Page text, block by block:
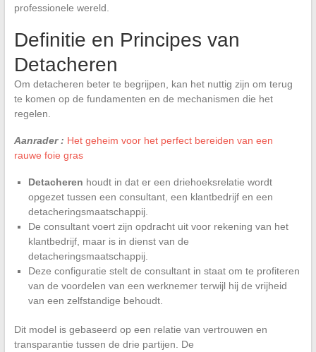
professionele wereld.
Definitie en Principes van
Detacheren
Om detacheren beter te begrijpen, kan het nuttig zijn om terug
te komen op de fundamenten en de mechanismen die het
regelen.
Aanrader : Het geheim voor het perfect bereiden van een
rauwe foie gras
Detacheren houdt in dat er een driehoeksrelatie wordt
opgezet tussen een consultant, een klantbedrijf en een
detacheringsmaatschappij.
De consultant voert zijn opdracht uit voor rekening van het
klantbedrijf, maar is in dienst van de
detacheringsmaatschappij.
Deze configuratie stelt de consultant in staat om te profiteren
van de voordelen van een werknemer terwijl hij de vrijheid
van een zelfstandige behoudt.
Dit model is gebaseerd op een relatie van vertrouwen en
transparantie tussen de drie partijen. De